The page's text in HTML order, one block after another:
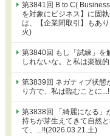
第3841回 B to C(
を対象にビジネス】に固
は、【企業間取引】もあ
火)
第3840回 もし「試練」を
しれないな。と私は楽観
第3839回 ネガティブ状態
り方で、私は臨むことに
第3838回 「綺麗になる」
持ちが芽生えてきて自然
て、...!!(2026.03.21.土)